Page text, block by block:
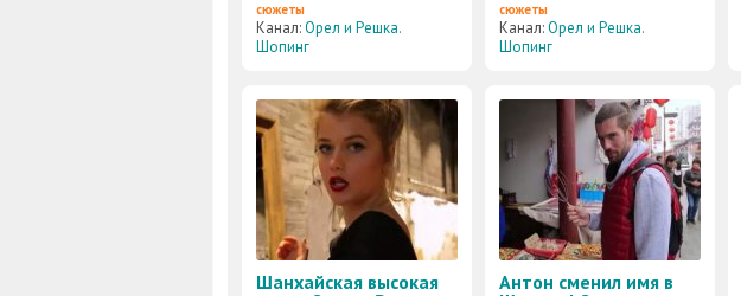
сюжеты
Канал:Орел и Решка.
Шопинг
сюжеты
Канал:Орел и Решка.
Шопинг
Шанхайская высокая
Антон сменил имя в